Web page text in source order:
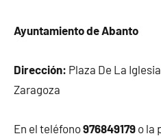
Ayuntamiento de Abanto
Dirección: Plaza De La
Zaragoza
En el teléfono976849179 o la